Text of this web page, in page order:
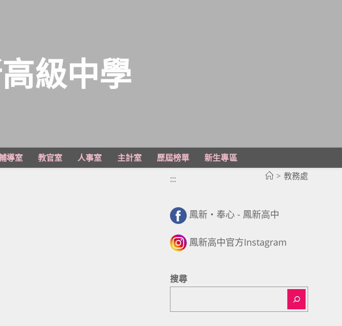
級中學
導室 教官室 人事室 主計室 歷屆榜單
新生專區
> 教務處
:::
鳳新・奉心 - 鳳新高中
鳳新高中官方Instagram
搜尋